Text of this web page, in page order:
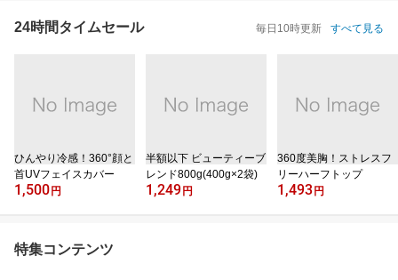
24時間タイムセール 毎日10時更新 すべて見る
ひんやり冷感！360°顔と
首UVフェイスカバー
1,500 円
半額以下 ビューティーブ
レンド800g(400g×2袋)
1,249 円
360度美胸！ストレスフ
リーハーフトップ
1,493 円
特集コンテンツ